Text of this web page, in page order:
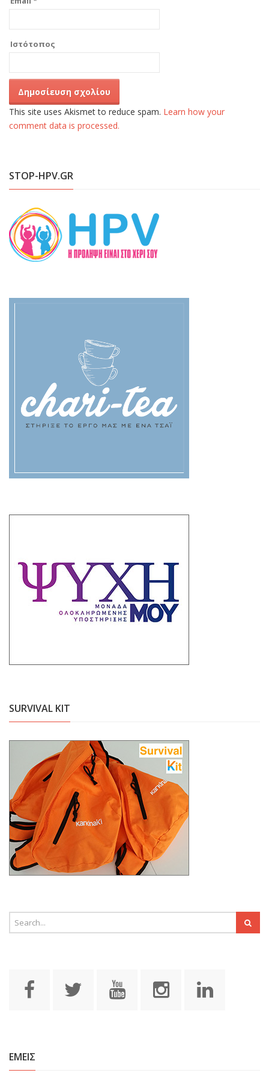
Ιστότοπος
This site uses Akismet to reduce spam. Learn how your
comment data is processed.
STOP-HPV.GR
SURVIVAL KIT
ΕΜΕΙΣ